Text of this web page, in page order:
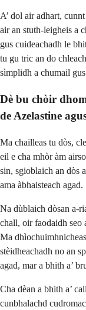
A’ dol air adhart,
air an stuth-leigheis a
gus cuideachadh le
tu gu tric an do
sìmplidh a chumail
Dè bu chòir
de Azelastine
Ma chailleas tu dòs,
eil e cha mhòr àm
sin, sgioblaich an dòs
ama àbhaisteach agad.
Na dùblaich dòsan a-
chall, oir faodaidh seo
Ma
stèidheachadh no an
agad, mar a bhith a’
Cha dèan a bhith a’
cunbhalachd